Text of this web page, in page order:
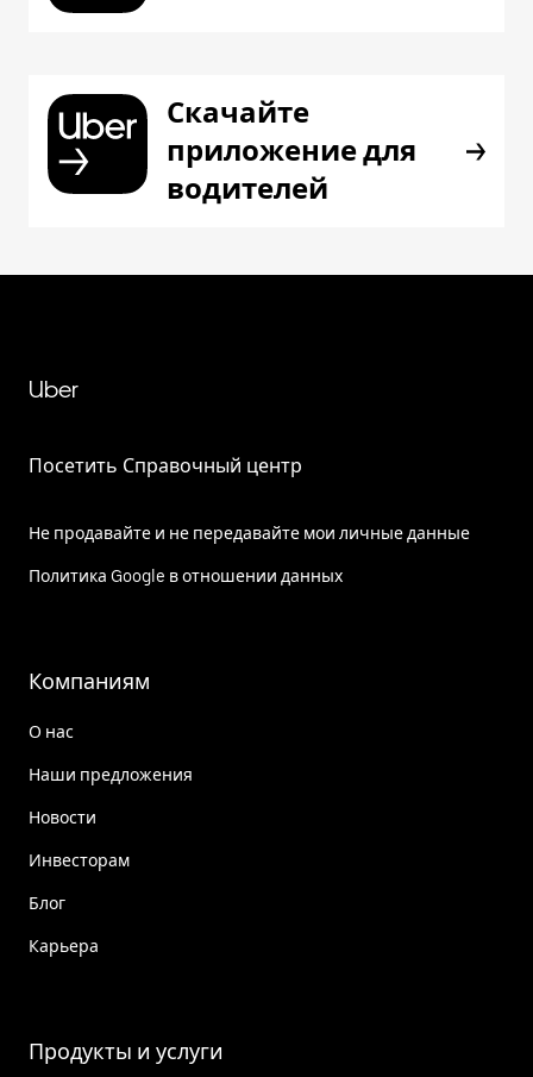
Скачайте
приложение для
водителей
Uber
Посетить Справочный центр
Не продавайте и не передавайте мои личные данные
Политика Google в отношении данных
Компаниям
О нас
Наши предложения
Новости
Инвесторам
Блог
Карьера
Продукты и услуги